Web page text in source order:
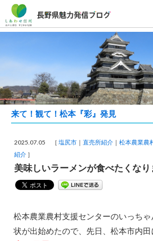
来て！観て！松本『彩』発見
2025.07.05 ［塩尻市 直売所紹介 松本農業農
紹介 ］
美味しいラーメンが食べたくなり
松本農業農村支援センターのいっち
状が出始めたので、先日、松本市内田